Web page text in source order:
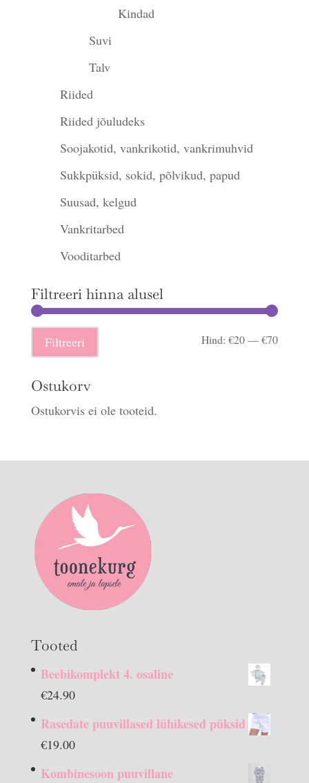
Kindad
Suvi
Talv
Riided
Riided jõuludeks
Soojakotid, vankrikotid, vankrimuhvid
Sukkpüksid, sokid, põlvikud, papud
Suusad, kelgud
Vankritarbed
Vooditarbed
Filtreeri hinna alusel
Filtreeri Hind:€20—€70
Ostukorv
Ostukorvis ei ole tooteid.
Tooted
Beebikomplekt 4. osaline
€24.90
Rasedate puuvillased lühikesed püksid
€19.00
Kombinesoon puuvillane